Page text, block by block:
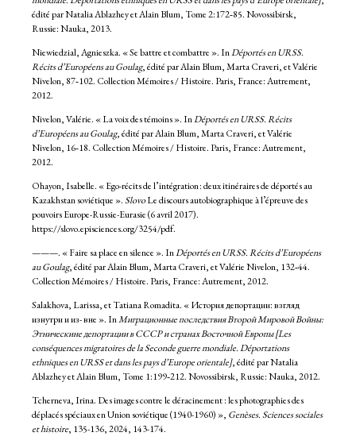
édité par Natalia Ablazhey et Alain Blum, Tome 2:172‑85. Novossibirsk,
Russie: Nauka, 2013.
Niewiedzial, Agnieszka. « Se battre et combattre ». InDéportés en URSS.
Récits d’Européens au Goulag, édité par Alain Blum, Marta Craveri, et Valérie
Nivelon, 87‑102. Collection Mémoires / Histoire. Paris, France: Autrement,
2012.
Nivelon, Valérie. « La voix des témoins ». InDéportés en URSS. Récits
d’Européens au Goulag, édité par Alain Blum, Marta Craveri, et Valérie
Nivelon, 16‑18. Collection Mémoires / Histoire. Paris, France: Autrement,
2012.
Ohayon, Isabelle. « Ego-récits de l’intégration : deux itinéraires de déportés au
Kazakhstan soviétique ».SlovoLe discours autobiographique à l’épreuve des
pouvoirs Europe-Russie-Eurasie (6 avril 2017).
https://slovo.episciences.org/3254/pdf.
———. « Faire sa place en silence ». InDéportés en URSS. Récits d’Européens
au Goulag, édité par Alain Blum, Marta Craveri, et Valérie Nivelon, 132‑44.
Collection Mémoires / Histoire. Paris, France: Autrement, 2012.
Salakhova, Larissa, et Tatiana Romadita. « История депортации: взгляд
изнутри и из- вне ». InМиграционные последствия Второй Мировой Войны:
Этническине депортации в СССР и странах Восточной Европы [Les
conséquences migratoires de la Seconde guerre mondiale. Déportations
ethniques en URSS et dans les pays d’Europe orientale], édité par Natalia
Ablazhey et Alain Blum, Tome 1:199‑212. Novossibirsk, Russie: Nauka, 2012.
Tcherneva, Irina. Des images contre le déracinement : les photographies des
déplacés spéciaux en Union soviétique (1940-1960) », Genèses. Sciences sociales
et histoire, 135-136, 2024, 143-174.